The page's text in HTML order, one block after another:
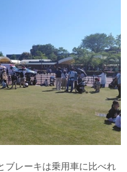
ブレーキは乗用車に比べれ